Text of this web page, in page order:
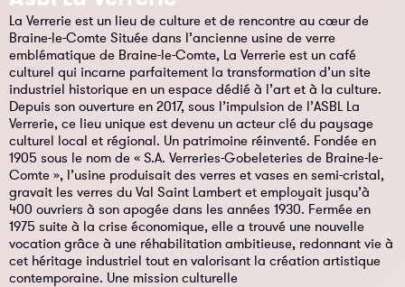
La Verrerie est un lieu de culture et de rencontre au cœur de
Braine-le-Comte Située dans l’ancienne usine de verre
emblématique de Braine-le-Comte, La Verrerie est un café
culturel qui incarne parfaitement la transformation d’un site
industriel historique en un espace dédié à l’art et à la culture.
Depuis son ouverture en 2017, sous l’impulsion de l’ASBL La
Verrerie, ce lieu unique est devenu un acteur clé du paysage
culturel local et régional. Un patrimoine réinventé. Fondée en
1905 sous le nom de « S.A. Verreries-Gobeleteries de Braine-le-
Comte », l’usine produisait des verres et vases en semi-cristal,
gravait les verres du Val Saint Lambert et employait jusqu’à
400 ouvriers à son apogée dans les années 1930. Fermée en
1975 suite à la crise économique, elle a trouvé une nouvelle
vocation grâce à une réhabilitation ambitieuse, redonnant vie à
cet héritage industriel tout en valorisant la création artistique
contemporaine. Une mission culturelle